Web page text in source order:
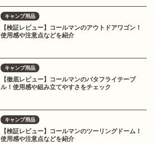
キャンプ用品
【検証レビュー】コールマンのアウトドアワゴン！
使用感や注意点などを紹介
キャンプ用品
【徹底レビュー】コールマンのバタフライテーブ
ル！使用感や組み立てやすさをチェック
キャンプ用品
【検証レビュー】コールマンのツーリングドーム！
使用感や注意点などを紹介